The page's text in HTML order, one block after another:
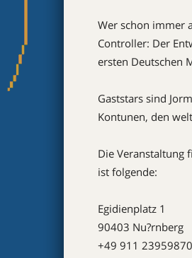
Wer schon immer
Controller: Der
ersten Deutschen
Gaststars sind
Kontunen, den
Die Veranstaltung
ist folgende:
Egidienplatz 1
90403 Nu?rnberg
+49 911 23959870